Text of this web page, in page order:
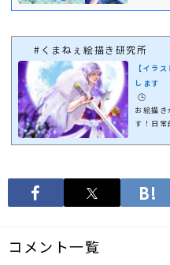
#くまねぇ絵描き研究所
【イラ
します
🕒️
お絵描
す！日
コメント一覧